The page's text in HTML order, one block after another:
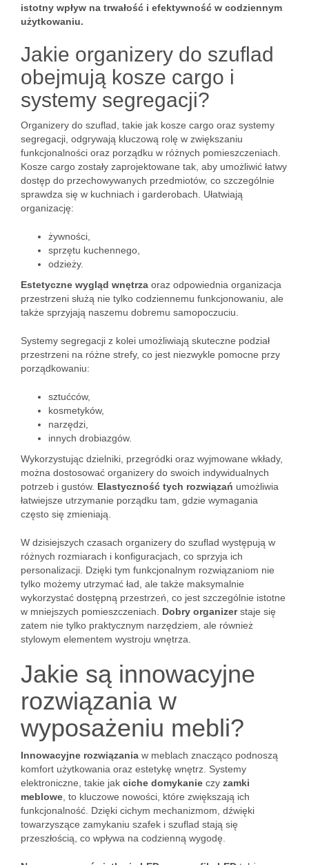
istotny wpływ na trwałość i efektywność w codziennym
użytkowaniu.
Jakie organizery do szuflad
obejmują kosze cargo i
systemy segregacji?
Organizery do szuflad, takie jak kosze cargo oraz systemy
segregacji, odgrywają kluczową rolę w zwiększaniu
funkcjonalności oraz porządku w różnych pomieszczeniach.
Kosze cargo zostały zaprojektowane tak, aby umożliwić łatwy
dostęp do przechowywanych przedmiotów, co szczególnie
sprawdza się w kuchniach i garderobach. Ułatwiają
organizację:
żywności,
sprzętu kuchennego,
odzieży.
Estetyczne wygląd wnętrza oraz odpowiednia organizacja
przestrzeni służą nie tylko codziennemu funkcjonowaniu, ale
także sprzyjają naszemu dobremu samopoczuciu.
Systemy segregacji z kolei umożliwiają skuteczne podział
przestrzeni na różne strefy, co jest niezwykle pomocne przy
porządkowaniu:
sztućców,
kosmetyków,
narzędzi,
innych drobiazgów.
Wykorzystując dzielniki, przegródki oraz wyjmowane wkłady,
można dostosować organizery do swoich indywidualnych
potrzeb i gustów. Elastyczność tych rozwiązań umożliwia
łatwiejsze utrzymanie porządku tam, gdzie wymagania
często się zmieniają.
W dzisiejszych czasach organizery do szuflad występują w
różnych rozmiarach i konfiguracjach, co sprzyja ich
personalizacji. Dzięki tym funkcjonalnym rozwiązaniom nie
tylko możemy utrzymać ład, ale także maksymalnie
wykorzystać dostępną przestrzeń, co jest szczególnie istotne
w mniejszych pomieszczeniach. Dobry organizerstaje się
zatem nie tylko praktycznym narzędziem, ale również
stylowym elementem wystroju wnętrza.
Jakie są innowacyjne
rozwiązania w
wyposażeniu mebli?
Innowacyjne rozwiązania w meblach znacząco podnoszą
komfort użytkowania oraz estetykę wnętrz. Systemy
elektroniczne, takie jak ciche domykanie czy zamki
meblowe , to kluczowe nowości, które zwiększają ich
funkcjonalność. Dzięki cichym mechanizmom, dźwięki
towarzyszące zamykaniu szafek i szuflad stają się
przeszłością, co wpływa na codzienną wygodę.